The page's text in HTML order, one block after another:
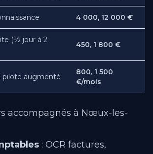
4 000, 12 000 €
(½ jour à 2
450, 1 800 €
pilote augmenté
800, 1 500
€/mois
accompagnés à Nœux-les-
: OCR factures,